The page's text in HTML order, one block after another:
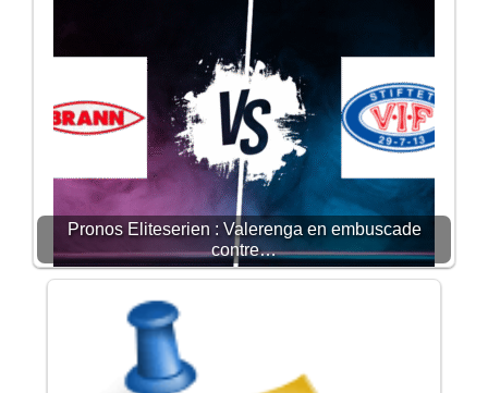
Pronos Eliteserien : Valerenga en embuscade
contre…